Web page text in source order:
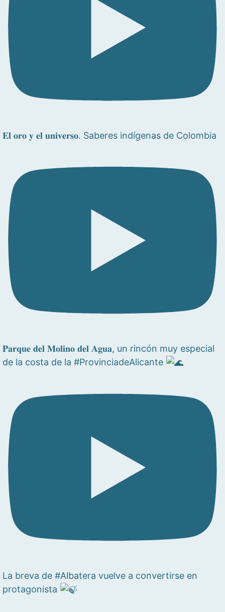
𝐄𝐥 𝐨𝐫𝐨 𝐲 𝐞𝐥 𝐮𝐧𝐢𝐯𝐞𝐫𝐬𝐨. Saberes indígenas de Colombia
𝐏𝐚𝐫𝐪𝐮𝐞 𝐝𝐞𝐥 𝐌𝐨𝐥𝐢𝐧𝐨 𝐝𝐞𝐥 𝐀𝐠𝐮𝐚, un rincón muy especial
de la costa de la #ProvinciadeAlicante
La breva de #Albatera vuelve a convertirse en
protagonista